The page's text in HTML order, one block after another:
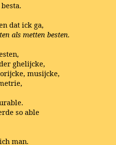
dat ick ga,
als metten besten.
ghelijcke,
musijcke,
so able
man.